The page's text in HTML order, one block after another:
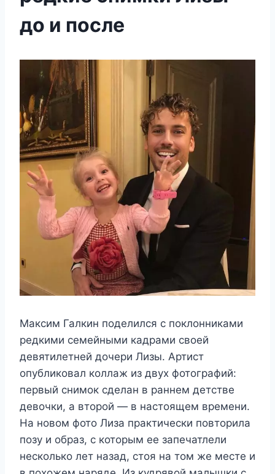
до и после
Максим Галкин поделился с поклонниками
редкими семейными кадрами своей
девятилетней дочери Лизы. Артист
опубликовал коллаж из двух фотографий:
первый снимок сделан в раннем детстве
девочки, а второй — в настоящем времени.
На новом фото Лиза практически повторила
позу и образ, с которым ее запечатлели
несколько лет назад, стоя на том же месте и